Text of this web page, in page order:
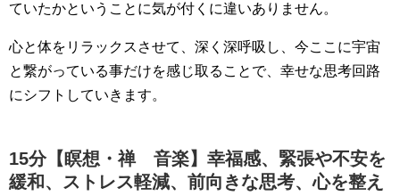
ていたかということに気が付くに違いありません。
心と体をリラックスさせて、深く深呼吸し、今ここに宇宙
と繋がっている事だけを感じ取ることで、幸せな思考回路
にシフトしていきます。
15分【瞑想・禅 音楽】幸福感、緊張や不安を
緩和、ストレス軽減、前向きな思考、心を整え